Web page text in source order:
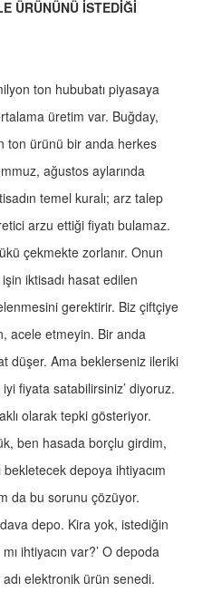
ÜRÜNÜNÜ İSTEDİĞİ
ton hububatı piyasaya
üretim var. Buğday,
ton ürünü bir anda herkes
ağustos aylarında
temel kuralı; arz talep
arzu ettiği fiyatı bulamaz.
çekmekte zorlanır. Onun
iktisadı hasat edilen
gerektirir. Biz çiftçiye
acele etmeyin. Bir anda
düşer. Ama beklerseniz ileriki
fiyata satabilirsiniz’ diyoruz.
olarak tepki gösteriyor.
ben hasada borçlu girdim,
depoya ihtiyacım
da bu sorunu çözüyor.
depo. Kira yok, istediğin
ihtiyacın var?’ O depoda
elektronik ürün senedi.